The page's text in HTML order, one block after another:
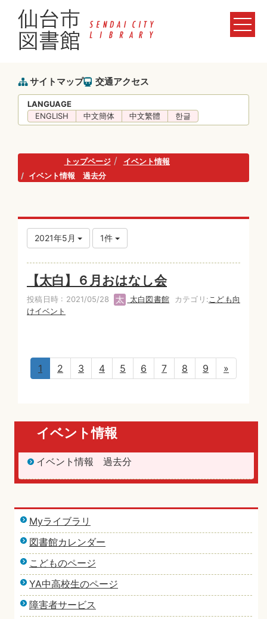
サイトマップ 交通アクセス
LANGUAGE
ENGLISH
中文簡体 中文繁體 한글
トップページ
イベント情報
イベント情報 過去分
2021年5月 1件
【太白】６月おはなし会
投稿日時 : 2021/05/28 太白図書館 カテゴリ: こども向
けイベント
1 2 3 4 5 6 7 8 9 »
イベント情報
イベント情報 過去分
Myライブラリ
図書館カレンダー
こどものページ
YA中高校生のページ
障害者サービス